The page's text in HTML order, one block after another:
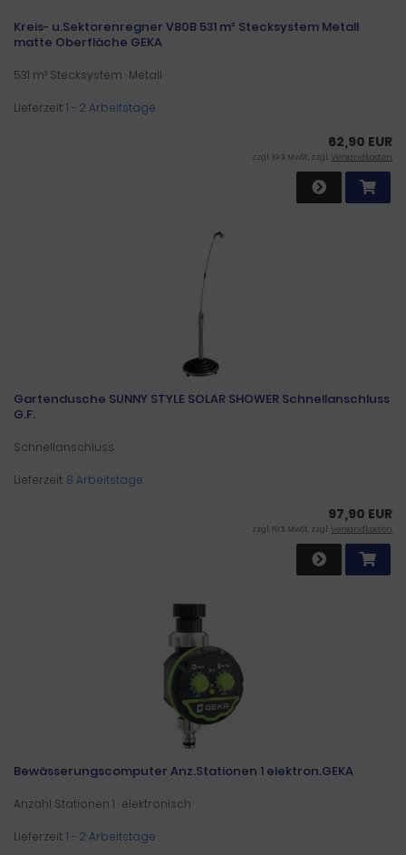
Kreis- u.Sektorenregner V80B 531 m² Stecksystem Metall
matte Oberfläche GEKA
531 m² Stecksystem · Metall
Lieferzeit:1 - 2 Arbeitstage
62,90 EUR
zzgl. 19 % MwSt. zzgl.Versandkosten
Gartendusche SUNNY STYLE SOLAR SHOWER Schnellanschluss
G.F.
Schnellanschluss
Lieferzeit: 8 Arbeitstage
97,90 EUR
zzgl. 19 % MwSt. zzgl.Versandkosten
Bewässerungscomputer Anz.Stationen 1 elektron.GEKA
Anzahl Stationen 1 · elektronisch
Lieferzeit:1 - 2 Arbeitstage